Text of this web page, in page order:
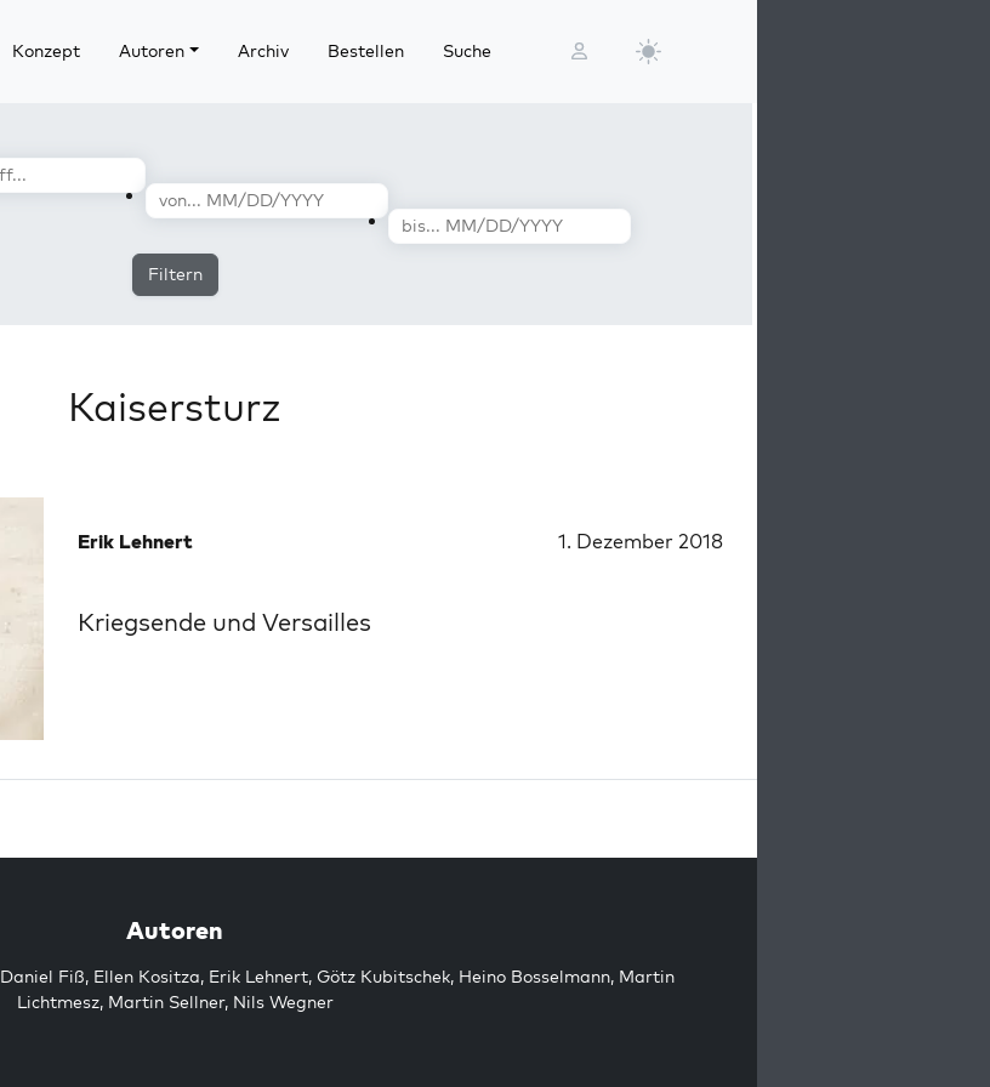
Konzept Autoren Archiv Bestellen Suche
Filtern
Kaisersturz
Erik Lehnert 1. Dezember 2018
Kriegsende und Versailles
Autoren
Daniel Fiß, Ellen Kositza, Erik Lehnert, Götz Kubitschek, Heino Bosselmann, Martin
Lichtmesz, Martin Sellner, Nils Wegner